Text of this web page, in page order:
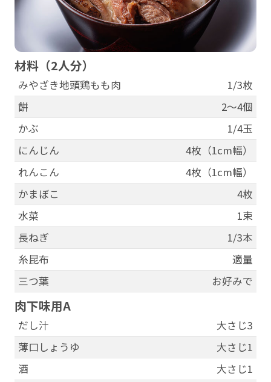
材料（2人分）
みやざき地頭鶏もも肉
1/3枚
餅
2～4個
かぶ
1/4玉
にんじん
4枚（1cm幅）
れんこん
4枚（1cm幅）
かまぼこ
4枚
水菜
1束
長ねぎ
1/3本
糸昆布
適量
三つ葉
お好みで
肉下味用A
だし汁
大さじ3
薄口しょうゆ
大さじ1
酒
大さじ1